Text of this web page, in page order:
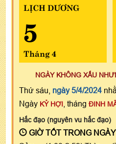
LỊCH DƯƠNG
5
Tháng 4
NGÀY KHÔNG XẤU
Thứ sáu, ngày 5/4/2024
Ngày KỶ HỢI , tháng ĐINH
Hắc đạo (nguyên vu hắc đạo)
GIỜ TỐT TRONG